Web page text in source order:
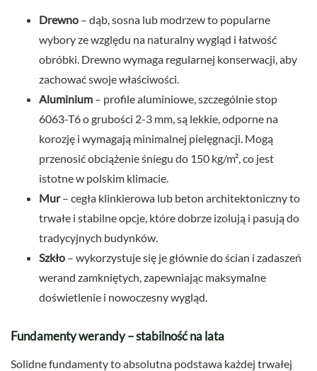
Drewno – dąb, sosna lub modrzew to popularne
wybory ze względu na naturalny wygląd i łatwość
obróbki. Drewno wymaga regularnej konserwacji, aby
zachować swoje właściwości.
Aluminium – profile aluminiowe, szczególnie stop
6063-T6 o grubości 2-3 mm, są lekkie, odporne na
korozję i wymagają minimalnej pielęgnacji. Mogą
przenosić obciążenie śniegu do 150 kg/m², co jest
istotne w polskim klimacie.
Mur– cegła klinkierowa lub beton architektoniczny to
trwałe i stabilne opcje, które dobrze izolują i pasują do
tradycyjnych budynków.
Szkło – wykorzystuje się je głównie do ścian i zadaszeń
werand zamkniętych, zapewniając maksymalne
doświetlenie i nowoczesny wygląd.
Fundamenty werandy – stabilność na lata
Solidne fundamenty to absolutna podstawa każdej trwałej